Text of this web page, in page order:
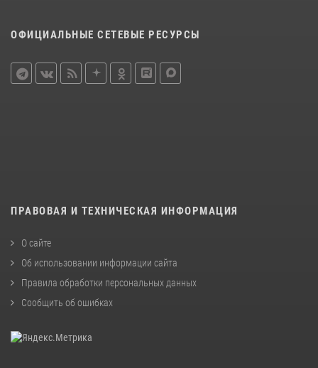
ОФИЦИАЛЬНЫЕ СЕТЕВЫЕ РЕСУРСЫ
ПРАВОВАЯ И ТЕХНИЧЕСКАЯ ИНФОРМАЦИЯ
О сайте
Об использовании информации сайта
Правила обработки персональных данных
Сообщить об ошибках